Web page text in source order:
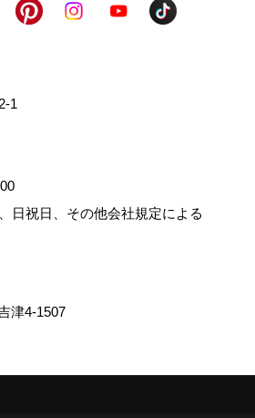
日祝日、その他会社規定による
津4-1507